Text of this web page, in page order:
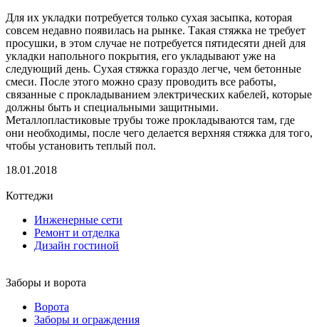
Для их укладки потребуется только сухая засыпка, которая
совсем недавно появилась на рынке. Такая стяжка не требует
просушки, в этом случае не потребуется пятидесяти дней для
укладки напольного покрытия, его укладывают уже на
следующий день. Сухая стяжка гораздо легче, чем бетонные
смеси. После этого можно сразу проводить все работы,
связанные с прокладыванием электрических кабелей, которые
должны быть и специальными защитными.
Металлопластиковые трубы тоже прокладываются там, где
они необходимы, после чего делается верхняя стяжка для того,
чтобы установить теплый пол.
18.01.2018
Коттеджи
Инженерные сети
Ремонт и отделка
Дизайн гостиной
Заборы и ворота
Ворота
Заборы и ограждения